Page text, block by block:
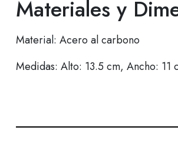
Materiales y
Material: Acero al carbono
Medidas: Alto: 13.5 cm, Ancho: 11